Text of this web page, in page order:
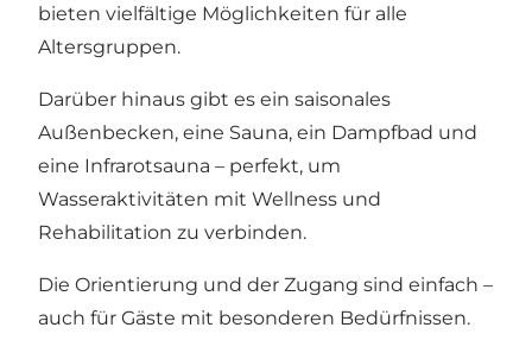
bieten vielfältige Möglichkeiten für alle
Altersgruppen.
Darüber hinaus gibt es ein saisonales
Außenbecken, eine Sauna, ein Dampfbad und
eine Infrarotsauna – perfekt, um
Wasseraktivitäten mit Wellness und
Rehabilitation zu verbinden.
Die Orientierung und der Zugang sind einfach –
auch für Gäste mit besonderen Bedürfnissen.